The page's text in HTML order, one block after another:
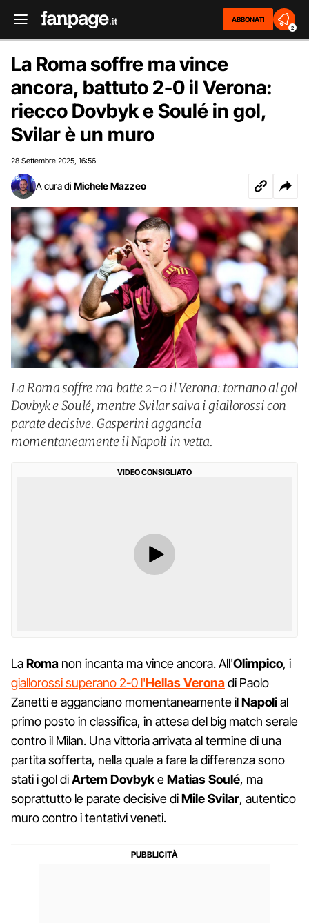
ABBONATI
2
La Roma soffre ma vince
ancora, battuto 2-0 il Verona:
riecco Dovbyk e Soulé in gol,
Svilar è un muro
28 Settembre 2025 16:56
A cura di Michele Mazzeo
La Roma soffre ma batte 2-0 il Verona: tornano al gol
Dovbyk e Soulé, mentre Svilar salva i giallorossi con
parate decisive. Gasperini aggancia
momentaneamente il Napoli in vetta.
VIDEO CONSIGLIATO
LaRoma non incanta ma vince ancora. All'Olimpico, i
giallorossi superano 2-0 l'Hellas Veronadi Paolo
Zanetti e agganciano momentaneamente ilNapolial
primo posto in classifica, in attesa del big match serale
contro il Milan. Una vittoria arrivata al termine di una
partita sofferta, nella quale a fare la differenza sono
stati i gol diArtem DovbykeMatias Soulé, ma
soprattutto le parate decisive diMile Svilar, autentico
muro contro i tentativi veneti.